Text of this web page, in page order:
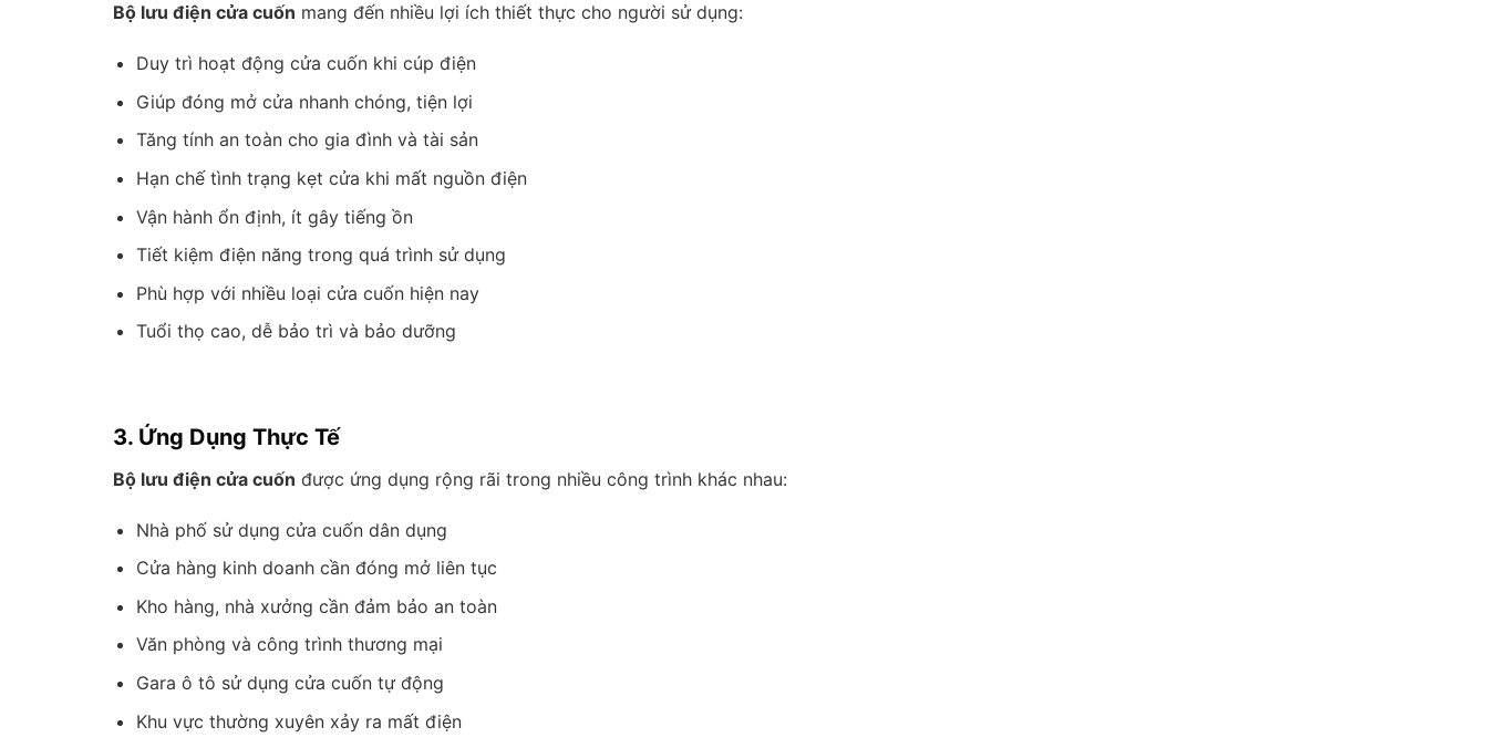
Bộ lưu điện cửa cuốn mang đến nhiều lợi ích thiết thực cho người sử dụng:
Duy trì hoạt động cửa cuốn khi cúp điện
Giúp đóng mở cửa nhanh chóng, tiện lợi
Tăng tính an toàn cho gia đình và tài sản
Hạn chế tình trạng kẹt cửa khi mất nguồn điện
Vận hành ổn định, ít gây tiếng ồn
Tiết kiệm điện năng trong quá trình sử dụng
Phù hợp với nhiều loại cửa cuốn hiện nay
Tuổi thọ cao, dễ bảo trì và bảo dưỡng
3. Ứng Dụng Thực Tế
Bộ lưu điện cửa cuốn được ứng dụng rộng rãi trong nhiều công trình khác nhau:
Nhà phố sử dụng cửa cuốn dân dụng
Cửa hàng kinh doanh cần đóng mở liên tục
Kho hàng, nhà xưởng cần đảm bảo an toàn
Văn phòng và công trình thương mại
Gara ô tô sử dụng cửa cuốn tự động
Khu vực thường xuyên xảy ra mất điện